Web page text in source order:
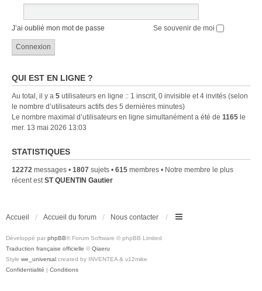
J’ai oublié mon mot de passe Se souvenir de moi
QUI EST EN LIGNE ?
Au total, il y a 5 utilisateurs en ligne :: 1 inscrit, 0 invisible et 4 invités (selon
le nombre d’utilisateurs actifs des 5 dernières minutes)
Le nombre maximal d’utilisateurs en ligne simultanément a été de 1165 le
mer. 13 mai 2026 13:03
STATISTIQUES
12272 messages • 1807 sujets • 615 membres • Notre membre le plus
récent est ST QUENTIN Gautier
Accueil Accueil du forum Nous contacter
Développé par phpBB® Forum Software © phpBB Limited
Traduction française officielle © Qiaeru
Style we_universal created by INVENTEA & v12mike
Confidentialité | Conditions